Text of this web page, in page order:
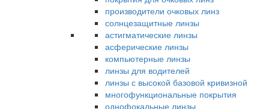
производители очковых линз
солнцезащитные линзы
астигматические линзы
асферические линзы
компьютерные линзы
линзы для водителей
линзы с высокой базовой кривизной
многофункциональные покрытия
однофокальные линзы